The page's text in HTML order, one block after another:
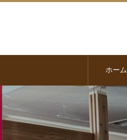
ホーム